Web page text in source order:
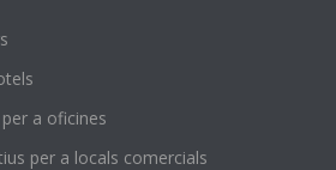
a oficines
per a locals comercials